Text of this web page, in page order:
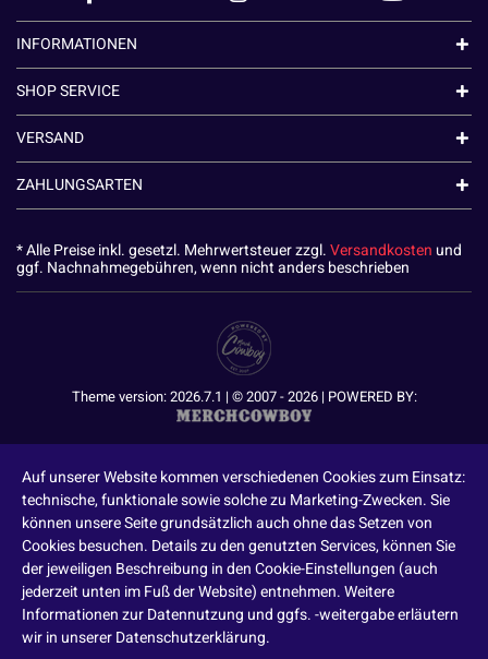
INFORMATIONEN
SHOP SERVICE
VERSAND
ZAHLUNGSARTEN
* Alle Preise inkl. gesetzl. Mehrwertsteuer zzgl.Versandkosten und
ggf. Nachnahmegebühren, wenn nicht anders beschrieben
Theme version: 2026.7.1 | © 2007 - 2026 | POWERED BY:
Auf unserer Website kommen verschiedenen Cookies zum Einsatz:
technische, funktionale sowie solche zu Marketing-Zwecken. Sie
können unsere Seite grundsätzlich auch ohne das Setzen von
Cookies besuchen. Details zu den genutzten Services, können Sie
der jeweiligen Beschreibung in den Cookie-Einstellungen (auch
jederzeit unten im Fuß der Website) entnehmen. Weitere
Informationen zur Datennutzung und ggfs. -weitergabe erläutern
wir in unserer Datenschutzerklärung.